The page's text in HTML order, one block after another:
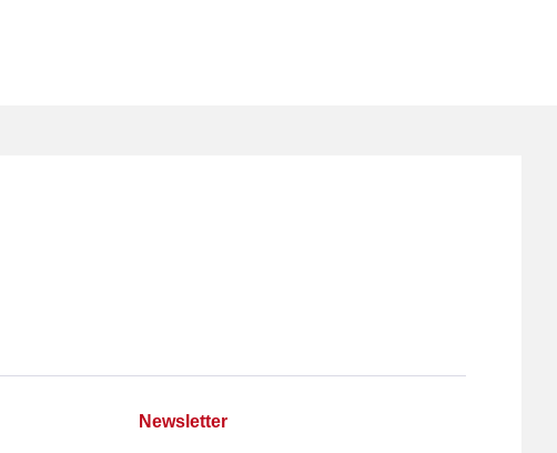
Newsletter